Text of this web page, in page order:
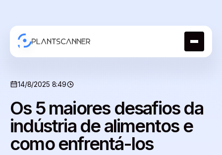
14/8/2025 8:49
Os 5 maiores desafios da
indústria de alimentos e
como enfrentá-los